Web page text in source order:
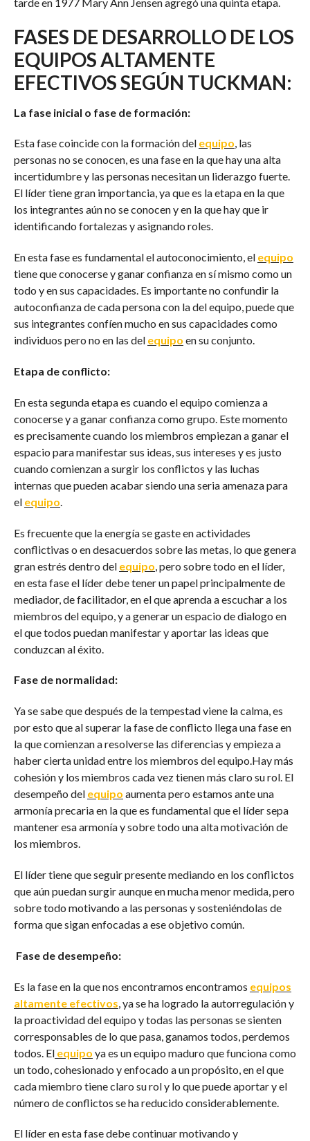
FASES DE DESARROLLO DE LOS
EQUIPOS ALTAMENTE
EFECTIVOS SEGÚN TUCKMAN:
La fase inicial o fase de formación:
Esta fase coincide con la formación del equipo, las
personas no se conocen, es una fase en la que hay una alta
incertidumbre y las personas necesitan un liderazgo fuerte.
El líder tiene gran importancia, ya que es la etapa en la que
los integrantes aún no se conocen y en la que hay que ir
identificando fortalezas y asignando roles.
En esta fase es fundamental el autoconocimiento, el equipo
tiene que conocerse y ganar confianza en sí mismo como un
todo y en sus capacidades. Es importante no confundir la
autoconfianza de cada persona con la del equipo, puede que
sus integrantes confíen mucho en sus capacidades como
individuos pero no en las del equipo en su conjunto.
Etapa de conflicto:
En esta segunda etapa es cuando el equipo comienza a
conocerse y a ganar confianza como grupo. Este momento
es precisamente cuando los miembros empiezan a ganar el
espacio para manifestar sus ideas, sus intereses y es justo
cuando comienzan a surgir los conflictos y las luchas
internas que pueden acabar siendo una seria amenaza para
el equipo
Es frecuente que la energía se gaste en actividades
conflictivas o en desacuerdos sobre las metas, lo que genera
gran estrés dentro del equipo , pero sobre todo en el líder,
en esta fase el líder debe tener un papel principalmente de
mediador, de facilitador, en el que aprenda a escuchar a los
miembros del equipo, y a generar un espacio de dialogo en
el que todos puedan manifestar y aportar las ideas que
conduzcan al éxito.
Fase de normalidad:
Ya se sabe que después de la tempestad viene la calma, es
por esto que al superar la fase de conflicto llega una fase en
la que comienzan a resolverse las diferencias y empieza a
haber cierta unidad entre los miembros del equipo.Hay más
cohesión y los miembros cada vez tienen más claro su rol. El
desempeño del equipo aumenta pero estamos ante una
armonía precaria en la que es fundamental que el líder sepa
mantener esa armonía y sobre todo una alta motivación de
los miembros.
El líder tiene que seguir presente mediando en los conflictos
que aún puedan surgir aunque en mucha menor medida, pero
sobre todo motivando a las personas y sosteniéndolas de
forma que sigan enfocadas a ese objetivo común.
Fase de desempeño:
Es la fase en la que nos encontramos encontramos equipos
altamente efectivos , ya se ha logrado la autorregulación y
la proactividad del equipo y todas las personas se sienten
corresponsables de lo que pasa, ganamos todos, perdemos
todos. El equipo ya es un equipo maduro que funciona como
un todo, cohesionado y enfocado a un propósito, en el que
cada miembro tiene claro su rol y lo que puede aportar y el
número de conflictos se ha reducido considerablemente.
El líder en esta fase debe continuar motivando y